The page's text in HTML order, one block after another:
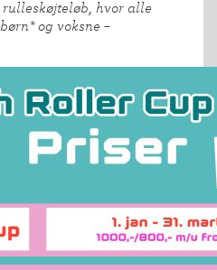
rulleskøjteløb, hvor alle
og voksne –